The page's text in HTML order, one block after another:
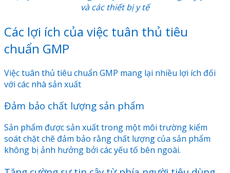
và các thiết bị y tế
Các lợi ích của việc tuân thủ tiêu
chuẩn GMP
Việc tuân thủ tiêu chuẩn GMP mang lại nhiều lợi ích đối
với các nhà sản xuất
Đảm bảo chất lượng sản phẩm
Sản phẩm được sản xuất trong một môi trường kiểm
soát chặt chẽ đảm bảo rằng chất lượng của sản phẩm
không bị ảnh hưởng bởi các yếu tố bên ngoài.